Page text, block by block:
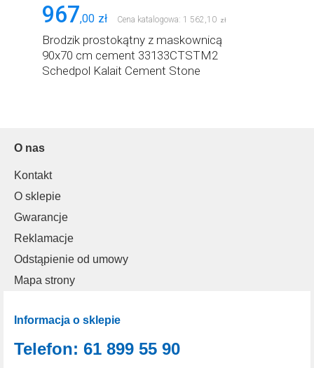
967,00 zł Cena katalogowa: 1 562 10 zł
Brodzik prostokątny z maskownicą
90x70 cm cement 33133CTSTM2
Schedpol Kalait Cement Stone
O nas
Kontakt
O sklepie
Gwarancje
Reklamacje
Odstąpienie od umowy
Mapa strony
Informacja o sklepie
Telefon: 61 899 55 90